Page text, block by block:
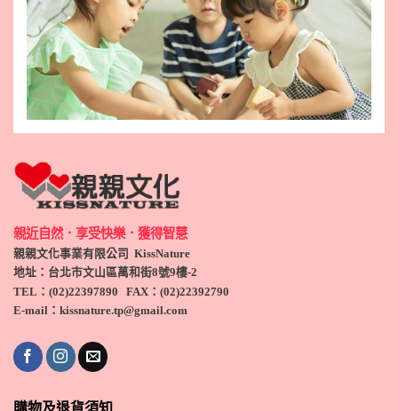
親近自然．享受快樂．獲得智慧
親親文化事業有限公司 KissNature
地址：台北市文山區萬和街8號9樓-2
TEL ：(02)22397890 FAX：(02)22392790
E-mail：kissnature.tp@gmail.com
購物及退貨須知